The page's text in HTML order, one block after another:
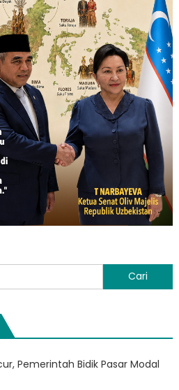
Pemerintah Bidik Pasar Modal